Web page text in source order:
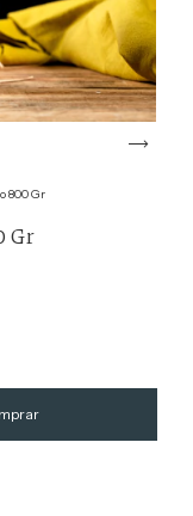
800 Gr
Gr